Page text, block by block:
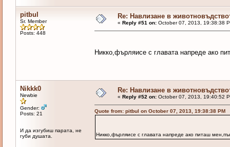
pitbul
Sr. Member
Posts: 448
Re: Навлизане в
« Reply #51 on:October 07, 2013, 19:38:38
Никко,фърляисе с главата напреде ако
Nikkk0
Newbie
Gender:
Posts: 21
И да изгубиш парата, не
губи душата.
Re: Навлизане в
« Reply #52 on:October 07, 2013, 19:40:52
Quote from: pitbul on October 07, 2013, 19:38:38 PM
Никко,фърляисе с главата напреде ако питаш